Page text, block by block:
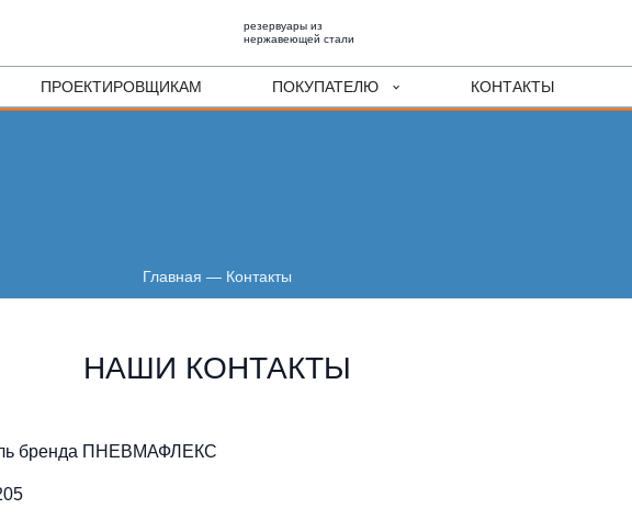
резервуары из
нержавеющей стали
ПРОЕКТИРОВЩИКАМ ПОКУПАТЕЛЮ КОНТАКТЫ
Главная — Контакты
НАШИ КОНТАКТЫ
бренда ПНЕВМАФЛЕКС